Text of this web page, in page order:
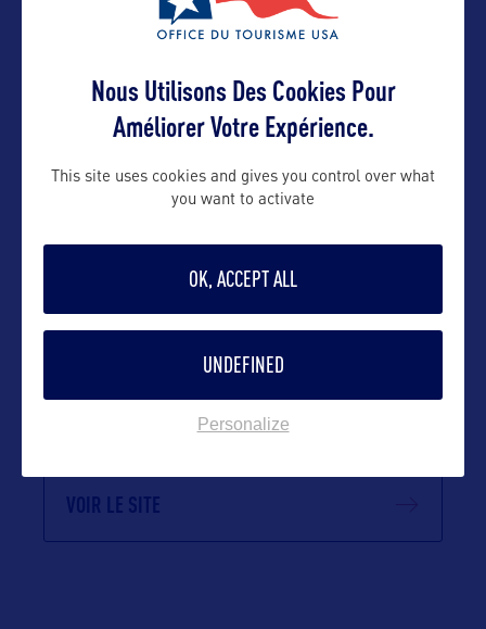
Contact grand public
info@uniqueconsulting.fr
Suivre
VOIR LE SITE
Nous Utilisons Des Cookies Pour
Améliorer Votre Expérience.
This site uses cookies and gives you control over what
you want to activate
OK, ACCEPT ALL
UNDEFINED
Personalize